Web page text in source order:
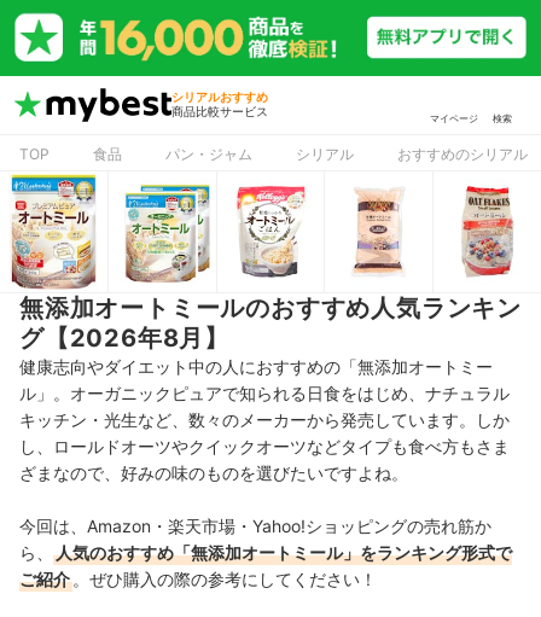
シリアルおすすめ
商品比較サービス
マイページ 検索
TOP 食品 パン・ジャム シリアル おすすめのシリアル
無添加オートミールのおすすめ人気ランキン
グ【2026年8月】
健康志向やダイエット中の人におすすめの「無添加オートミー
ル」。オーガニックピュアで知られる日食をはじめ、ナチュラル
キッチン・光生など、数々のメーカーから発売しています。しか
し、ロールドオーツやクイックオーツなどタイプも食べ方もさま
ざまなので、好みの味のものを選びたいですよね。
今回は、Amazon・楽天市場・Yahoo!ショッピングの売れ筋か
ら、
人気のおすすめ「無添加オートミール」をランキング形式で
ご紹介 。ぜひ購入の際の参考にしてください！